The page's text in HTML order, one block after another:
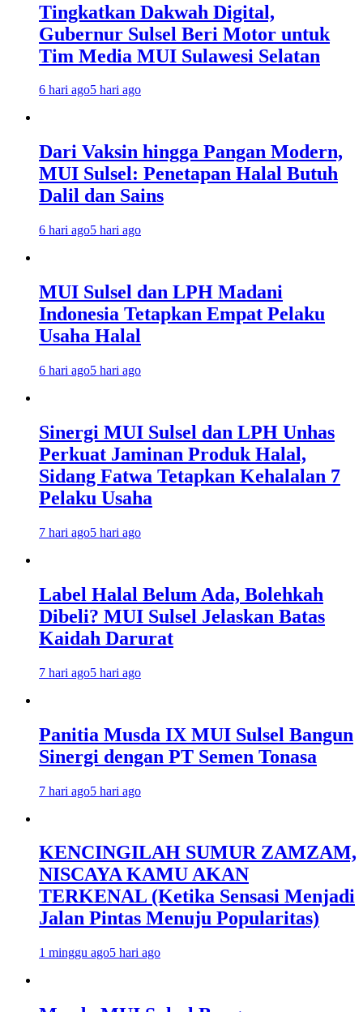
Tingkatkan Dakwah Digital,
Gubernur Sulsel Beri Motor untuk
Tim Media MUI Sulawesi Selatan
6 hari ago5 hari ago
Dari Vaksin hingga Pangan Modern,
MUI Sulsel: Penetapan Halal Butuh
Dalil dan Sains
6 hari ago5 hari ago
MUI Sulsel dan LPH Madani
Indonesia Tetapkan Empat Pelaku
Usaha Halal
6 hari ago5 hari ago
Sinergi MUI Sulsel dan LPH Unhas
Perkuat Jaminan Produk Halal,
Sidang Fatwa Tetapkan Kehalalan 7
Pelaku Usaha
7 hari ago5 hari ago
Label Halal Belum Ada, Bolehkah
Dibeli? MUI Sulsel Jelaskan Batas
Kaidah Darurat
7 hari ago5 hari ago
Panitia Musda IX MUI Sulsel Bangun
Sinergi dengan PT Semen Tonasa
7 hari ago5 hari ago
KENCINGILAH SUMUR ZAMZAM,
NISCAYA KAMU AKAN
TERKENAL (Ketika Sensasi Menjadi
Jalan Pintas Menuju Popularitas)
1 minggu ago5 hari ago